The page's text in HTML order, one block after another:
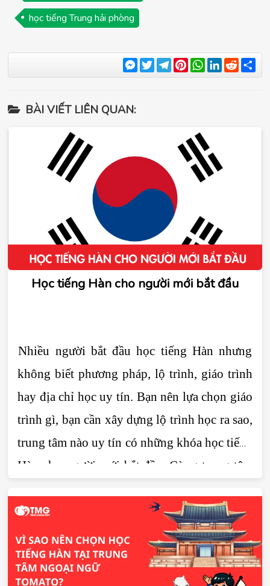
học tiếng Trung hải phòng
Messenger
TwitterTelegram
Pinterest
WhatsApp
LinkedIn
Reddit
BÀI VIẾT LIÊN QUAN:
Học tiếng Hàn cho người mới bắt đầu
Nhiều người bắt đầu học tiếng Hàn nhưng
không biết phương pháp, lộ trình, giáo trình
hay địa chỉ học uy tín. Bạn nên lựa chọn giáo
trình gì, bạn cần xây dựng lộ trình học ra sao,
trung tâm nào uy tín có những khóa học tiếng
Hàn cho người mới bắt đầu. Cùng trung tâm
bài viết dưới đây.